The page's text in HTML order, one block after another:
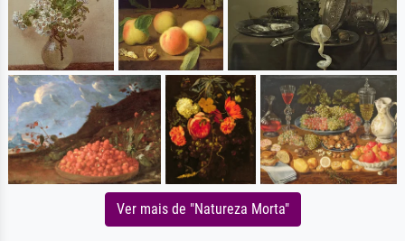
Ver mais de "Natureza Morta"